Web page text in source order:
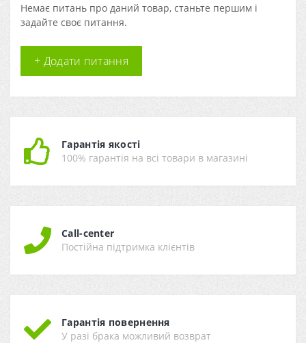
Немає питань про даний товар, станьте першим і
задайте своє питання.
+ Додати питання
Гарантія якості
100% гарантія на всі товари в магазині
Call-center
Постійна підтримка клієнтів
Гарантія повернення
У разі брака можливий возврат